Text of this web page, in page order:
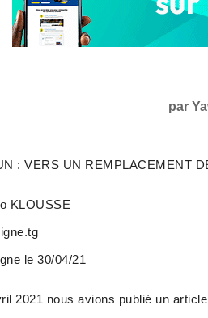
par
: VERS UN REMPLACEMENT
KLOUSSE
le 30/04/21
2021 nous avions publié un